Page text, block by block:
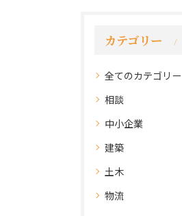
カテゴリー
全てのカテゴリー
相談
中小企業
建築
土木
物流